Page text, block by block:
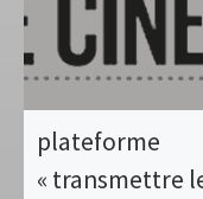
plateforme
« transmettre